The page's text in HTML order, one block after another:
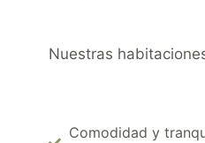
Nuestras
Comodidad y